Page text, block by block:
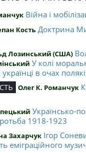
Війна і
Кость Доктрина
Лозинський (США)
У колі
в очах
Олег К. Романчук
Українсько-
1918-1923
Захарчук Ігор
еміграційного